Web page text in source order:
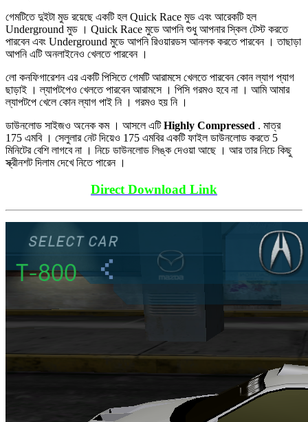
গেমটিতে দুইটা মুড রয়েছে একটি হল Quick Race মুড এবং আরেকটি হল
Underground মুড । Quick Race মুডে আপনি শুধু আপনার স্কিল টেস্ট করতে
পারবেন এবং Underground মুডে আপনি রিওয়ারডস আনলক করতে পারবেন । তাছাড়া
আপনি এটি অনলাইনেও খেলতে পারবেন ।
লো কনফিগারেশন এর একটি পিসিতে গেমটি আরামসে খেলতে পারবেন কোন ল্যাগ প্যাগ
ছাড়াই । ল্যাপটপেও খেলতে পারবেন আরামসে । পিসি গরমও হবে না । আমি আমার
ল্যাপটপে খেলে কোন ল্যাগ পাই নি । গরমও হয় নি ।
ডাউনলোড সাইজও অনেক কম । আসলে এটিHighly Compressed . মাত্র
175 এমবি । সেলুলার নেট দিয়েও 175 এমবির একটি ফাইল ডাউনলোড করতে 5
মিনিটের বেশি লাগবে না । নিচে ডাউনলোড লিঙ্ক দেওয়া আছে । আর তার নিচে কিছু
স্ক্রীনশট দিলাম দেখে নিতে পারেন ।
Direct Download Link